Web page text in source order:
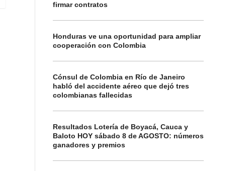
firmar contratos
Honduras ve una oportunidad para ampliar
cooperación con Colombia
Cónsul de Colombia en Río de Janeiro
habló del accidente aéreo que dejó tres
colombianas fallecidas
Resultados Lotería de Boyacá, Cauca y
Baloto HOY sábado 8 de AGOSTO: números
ganadores y premios